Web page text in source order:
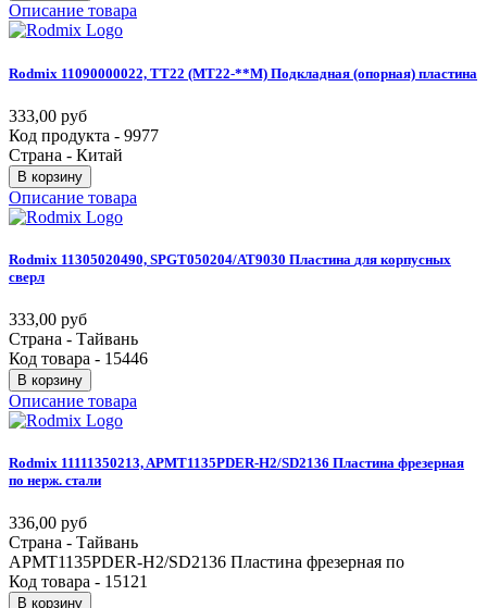
Описание товара
Rodmix 11090000022, TT22 (MT22-**M) Подкладная (опорная) пластина
333,00 руб
Код продукта - 9977
Страна - Китай
В корзину
Описание товара
Rodmix 11305020490, SPGT050204/AT9030 Пластина для корпусных
сверл
333,00 руб
Страна - Тайвань
Код товара - 15446
В корзину
Описание товара
Rodmix 11111350213,APMT1135PDER-Н2/SD2136 Пластина фрезерная
по нерж. стали
336,00 руб
Страна - Тайвань
APMT1135PDER-Н2/SD2136 Пластина фрезерная по
Код товара - 15121
В корзину